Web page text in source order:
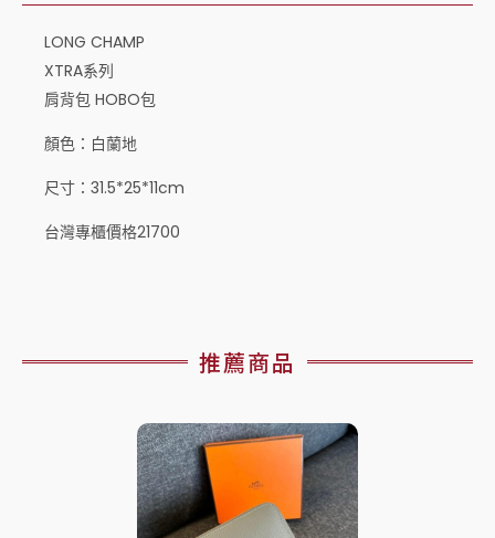
LONG CHAMP
XTRA系列
肩背包 HOBO包
顏色：白蘭地
尺寸：31.5*25*11cm
台灣專櫃價格21700
推薦商品